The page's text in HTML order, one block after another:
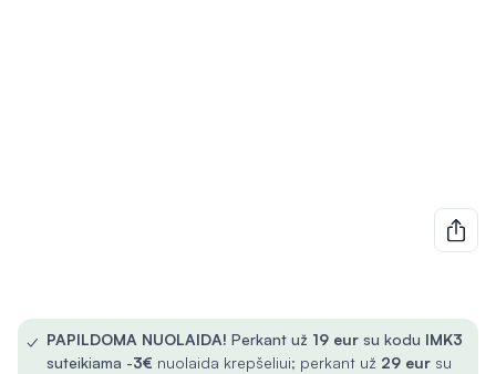
✓ PAPILDOMA NUOLAIDA! Perkant už 19 eur su kodu IMK3
suteikiama -3€ nuolaida krepšeliui; perkant už 29 eur su